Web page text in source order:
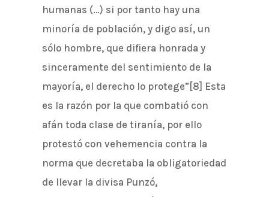
humanas (…) si por tanto hay una
minoría de población, y digo así, un
sólo hombre, que difiera honrada y
sinceramente del sentimiento de la
mayoría, el derecho lo protege”[8] Esta
es la razón por la que combatió con
afán toda clase de tiranía, por ello
protestó con vehemencia contra la
norma que decretaba la obligatoriedad
de llevar la divisa Punzó,